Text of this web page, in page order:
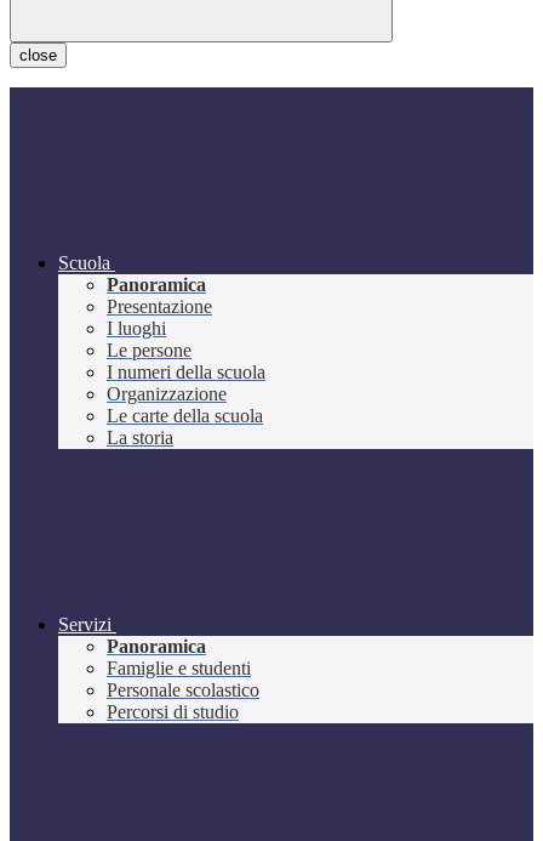
close
Scuola
Panoramica
Presentazione
I luoghi
Le persone
I numeri della scuola
Organizzazione
Le carte della scuola
La storia
Servizi
Panoramica
Famiglie e studenti
Personale scolastico
Percorsi di studio